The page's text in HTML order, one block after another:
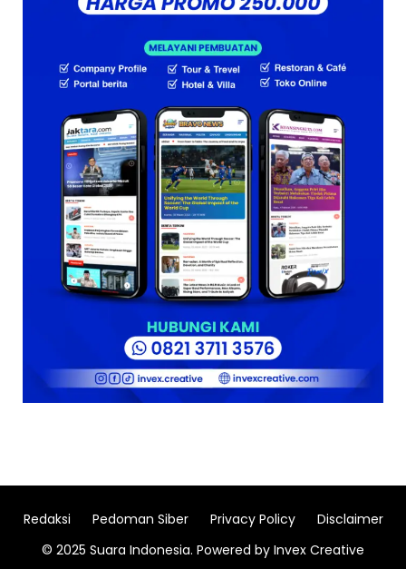
Redaksi Pedoman Siber Privacy Policy
Disclaimer
© 2025 Suara Indonesia. Powered by Invex Creative